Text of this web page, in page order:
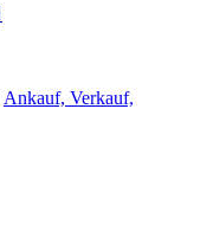
Ankauf, Verkauf,